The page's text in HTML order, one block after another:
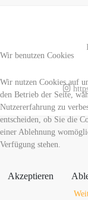
Wir benutzen Cookies
Wir nutzen Cookies auf
den Betrieb der Seite,
Nutzererfahrung zu
entscheiden, ob Sie die
einer Ablehnung
Verfügung stehen.
Akzeptieren